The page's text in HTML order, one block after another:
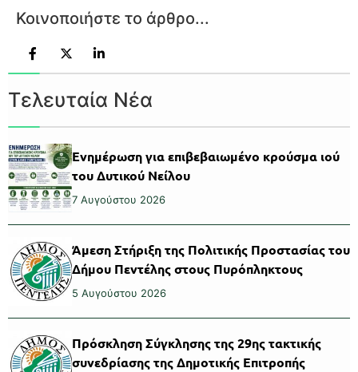
Κοινοποιήστε το άρθρο...
Τελευταία Νέα
Ενημέρωση για επιβεβαιωμένο κρούσμα ιού
του Δυτικού Νείλου
7 Αυγούστου 2026
Άμεση Στήριξη της Πολιτικής Προστασίας του
Δήμου Πεντέλης στους Πυρόπληκτους
5 Αυγούστου 2026
Πρόσκληση Σύγκλησης της 29ης τακτικής
συνεδρίασης της Δημοτικής Επιτροπής